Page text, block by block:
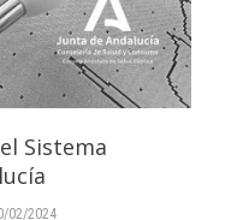
Sistema
02/2024